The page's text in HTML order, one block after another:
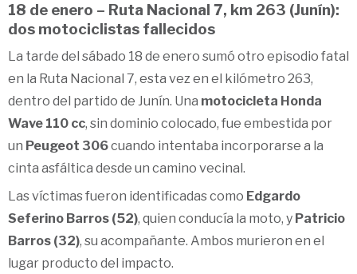
18 de enero – Ruta Nacional 7, km 263 (Junín):
dos motociclistas fallecidos
La tarde del sábado 18 de enero sumó otro episodio fatal
en la Ruta Nacional 7, esta vez en el kilómetro 263,
dentro del partido de Junín. Una motocicleta Honda
Wave 110 cc, sin dominio colocado, fue embestida por
un Peugeot 306cuando intentaba incorporarse a la
cinta asfáltica desde un camino vecinal.
Las víctimas fueron identificadas como Edgardo
Seferino Barros (52), quien conducía la moto, y Patricio
Barros (32), su acompañante. Ambos murieron en el
lugar producto del impacto.